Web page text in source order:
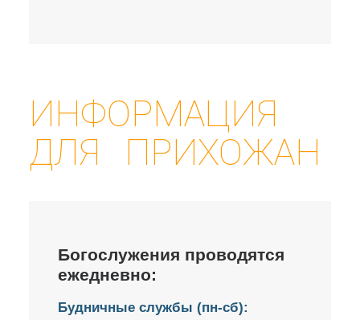
ИНФОРМАЦИЯ
ДЛЯ ПРИХОЖАН
Богослужения проводятся
ежедневно:
Будничные службы (пн-сб):